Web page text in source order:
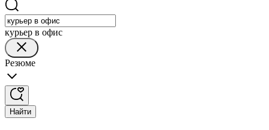
курьер в офис
Резюме
Найти